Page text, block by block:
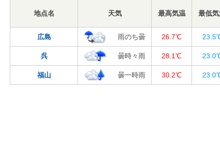
地点名 天気 最高気温 最低
広島 雨のち曇 26.7℃
呉 曇時々雨 28.1℃
福山 曇一時雨 30.2℃